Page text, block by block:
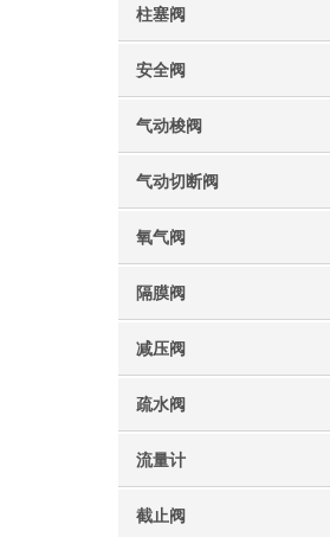
柱塞阀
安全阀
气动梭阀
气动切断阀
氧气阀
隔膜阀
减压阀
疏水阀
流量计
截止阀